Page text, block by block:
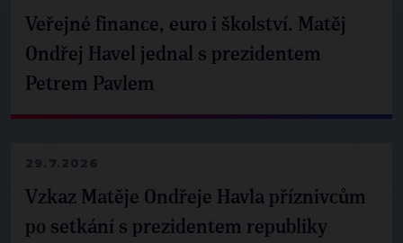
Veřejné finance, euro i školství. Matěj
Ondřej Havel jednal s prezidentem
Petrem Pavlem
29.7.2026
Vzkaz Matěje Ondřeje Havla příznivcům
po setkání s prezidentem republiky